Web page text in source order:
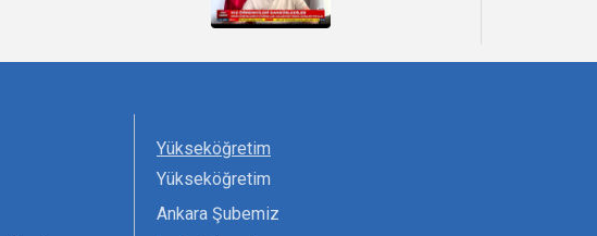
Sözcü TV
Yükseköğretim
Yükseköğretim
Ankara Şubemiz